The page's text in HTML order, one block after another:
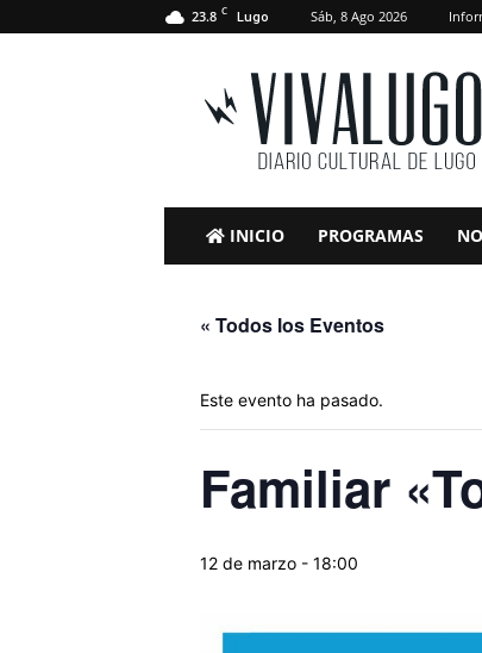
23.8 C Lugo Sáb, 8 Ago 2026
VivaLugo
INICIO PROGRAMAS
« Todos los Eventos
Este evento ha pasado.
Familiar
12 de marzo - 18:00